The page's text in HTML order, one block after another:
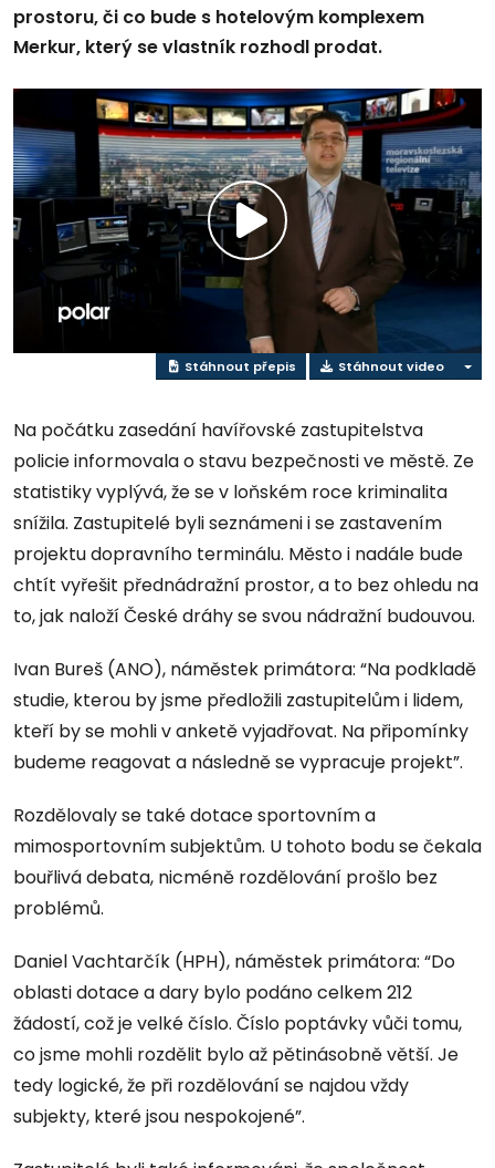
prostoru, či co bude s hotelovým komplexem
Merkur, který se vlastník rozhodl prodat.
Přehrát
video
Stáhnout přepis Stáhnout video
Na počátku zasedání havířovské zastupitelstva
policie informovala o stavu bezpečnosti ve městě. Ze
statistiky vyplývá, že se v loňském roce kriminalita
snížila. Zastupitelé byli seznámeni i se zastavením
projektu dopravního terminálu. Město i nadále bude
chtít vyřešit přednádražní prostor, a to bez ohledu na
to, jak naloží České dráhy se svou nádražní budouvou.
Ivan Bureš (ANO), náměstek primátora: “Na podkladě
studie, kterou by jsme předložili zastupitelům i lidem,
kteří by se mohli v anketě vyjadřovat. Na připomínky
budeme reagovat a následně se vypracuje projekt”.
Rozdělovaly se také dotace sportovním a
mimosportovním subjektům. U tohoto bodu se čekala
bouřlivá debata, nicméně rozdělování prošlo bez
problémů.
Daniel Vachtarčík (HPH), náměstek primátora: “Do
oblasti dotace a dary bylo podáno celkem 212
žádostí, což je velké číslo. Číslo poptávky vůči tomu,
co jsme mohli rozdělit bylo až pětinásobně větší. Je
tedy logické, že při rozdělování se najdou vždy
subjekty, které jsou nespokojené”.